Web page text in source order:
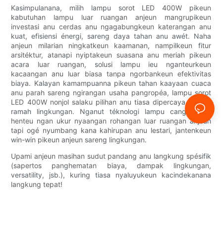
Kasimpulanana, milih lampu sorot LED 400W pikeun
kabutuhan lampu luar ruangan anjeun mangrupikeun
investasi anu cerdas anu ngagabungkeun katerangan anu
kuat, efisiensi énergi, sareng daya tahan anu awét. Naha
anjeun milarian ningkatkeun kaamanan, nampilkeun fitur
arsitéktur, atanapi nyiptakeun suasana anu meriah pikeun
acara luar ruangan, solusi lampu ieu nganteurkeun
kacaangan anu luar biasa tanpa ngorbankeun efektivitas
biaya. Kalayan kamampuanna pikeun tahan kaayaan cuaca
anu parah sareng ngirangan usaha pangropéa, lampu sorot
LED 400W nonjol salaku pilihan anu tiasa dipercaya sareng
ramah lingkungan. Nganut téknologi lampu canggih ieu
henteu ngan ukur nyaangan rohangan luar ruangan anjeun
tapi ogé nyumbang kana kahirupan anu lestari, jantenkeun
win-win pikeun anjeun sareng lingkungan.
Upami anjeun masihan sudut pandang anu langkung spésifik
(sapertos panghematan biaya, dampak lingkungan,
versatility, jsb.), kuring tiasa nyaluyukeun kacindekanana
langkung tepat!